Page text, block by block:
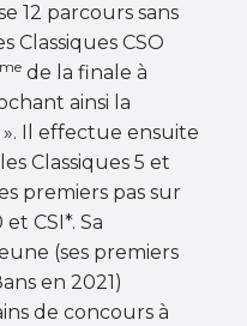
12 parcours sans
Classiques CSO
de la finale à
ainsi la
Il effectue ensuite
Classiques 5 et
premiers pas sur
CSI*. Sa
(ses premiers
en 2021)
de concours à